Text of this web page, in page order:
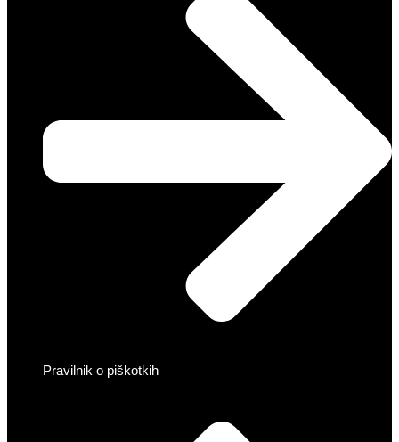
Pravilnik o piškotkih